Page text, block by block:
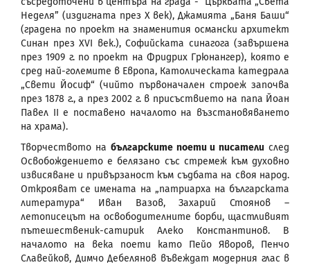
Неделя” (издигната през Х век), Джамията „Баня Баши“
(градена по проект на знаменития османски архитект
Синан през ХVI век.), Софийската синагога (завършена
през 1909 г. по проект на Фридрих Грюнангер), която е
сред най-големите в Европа, Католическата катедрала
„Свети Йосиф“ (чийто първоначален строеж започва
през 1878 г., а през 2002 г. в присъствието на папа Йоан
Павел II е поставено началото на възстановяването
на храма).
Творчеството на българските поети и писатели след
Освобождението е белязано със стремеж към духовно
извисяване и привързаност към съдбата на своя народ.
Открояват се имената на „патриарха на българската
литература“ Иван Вазов, Захарий Стоянов –
летописецът на освободителните борби, щастливият
пътешественик-сатирик Алеко Константинов. В
началото на века поети като Пейо Яворов, Пенчо
Славейков, Димчо Дебелянов въвеждат модерния глас в